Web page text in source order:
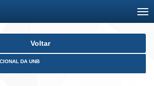
Voltar
DA UNB